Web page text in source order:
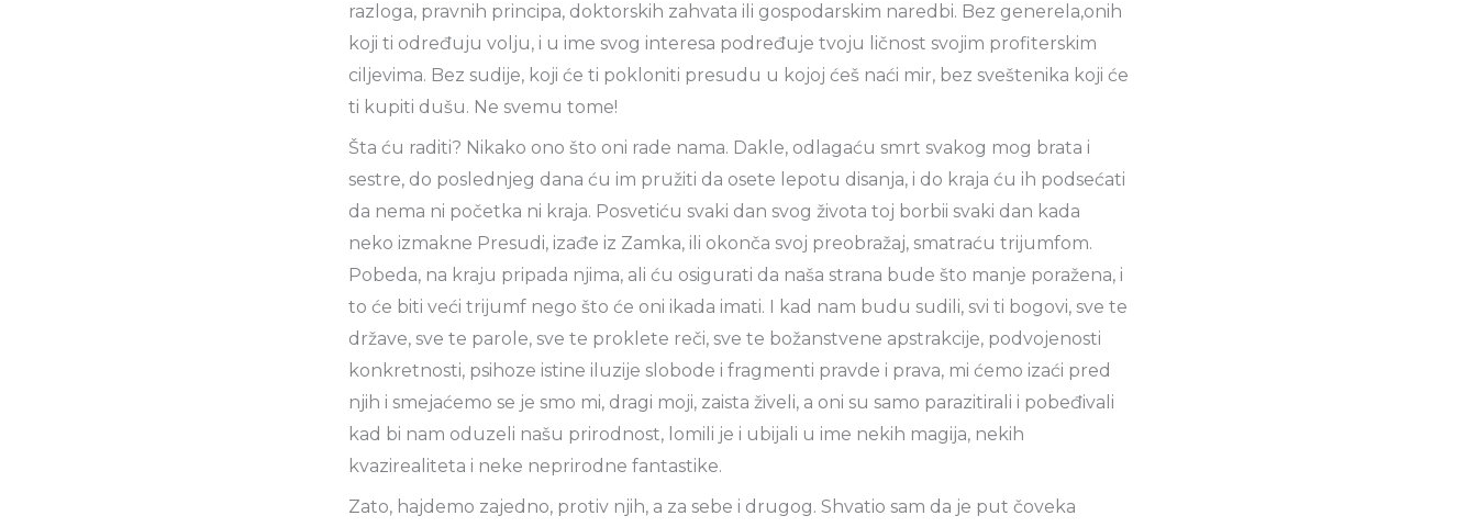
razloga, pravnih principa, doktorskih zahvata ili gospodarskim naredbi. Bez generela,onih
koji ti određuju volju, i u ime svog interesa podređuje tvoju ličnost svojim profiterskim
ciljevima. Bez sudije, koji će ti pokloniti presudu u kojoj ćeš naći mir, bez sveštenika koji će
ti kupiti dušu. Ne svemu tome!
Šta ću raditi? Nikako ono što oni rade nama. Dakle, odlagaću smrt svakog mog brata i
sestre, do poslednjeg dana ću im pružiti da osete lepotu disanja, i do kraja ću ih podsećati
da nema ni početka ni kraja. Posvetiću svaki dan svog života toj borbii svaki dan kada
neko izmakne Presudi, izađe iz Zamka, ili okonča svoj preobražaj, smatraću trijumfom.
Pobeda, na kraju pripada njima, ali ću osigurati da naša strana bude što manje poražena, i
to će biti veći trijumf nego što će oni ikada imati. I kad nam budu sudili, svi ti bogovi, sve te
države, sve te parole, sve te proklete reči, sve te božanstvene apstrakcije, podvojenosti
konkretnosti, psihoze istine iluzije slobode i fragmenti pravde i prava, mi ćemo izaći pred
njih i smejaćemo se je smo mi, dragi moji, zaista živeli, a oni su samo parazitirali i pobeđivali
kad bi nam oduzeli našu prirodnost, lomili je i ubijali u ime nekih magija, nekih
kvazirealiteta i neke neprirodne fantastike.
Zato, hajdemo zajedno, protiv njih, a za sebe i drugog. Shvatio sam da je put čoveka